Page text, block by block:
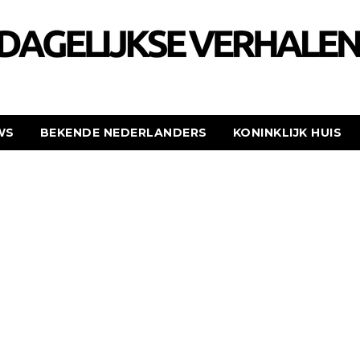
BEKENDE NEDERLANDERS KONINKLIJK HUIS